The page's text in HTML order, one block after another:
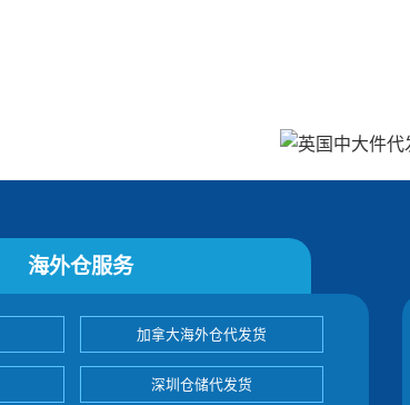
海外仓服务
加拿大海外仓代发货
深圳仓储代发货